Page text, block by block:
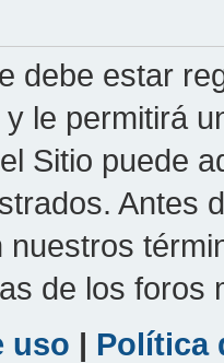
debe estar
le permitirá
Sitio puede
Antes
nuestros
de los foros
uso | Política